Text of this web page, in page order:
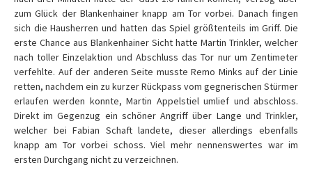
zum Glück der Blankenhainer knapp am Tor vorbei. Danach fingen
sich die Hausherren und hatten das Spiel größtenteils im Griff. Die
erste Chance aus Blankenhainer Sicht hatte Martin Trinkler, welcher
nach toller Einzelaktion und Abschluss das Tor nur um Zentimeter
verfehlte. Auf der anderen Seite musste Remo Minks auf der Linie
retten, nachdem ein zu kurzer Rückpass vom gegnerischen Stürmer
erlaufen werden konnte, Martin Appelstiel umlief und abschloss.
Direkt im Gegenzug ein schöner Angriff über Lange und Trinkler,
welcher bei Fabian Schaft landete, dieser allerdings ebenfalls
knapp am Tor vorbei schoss. Viel mehr nennenswertes war im
ersten Durchgang nicht zu verzeichnen.